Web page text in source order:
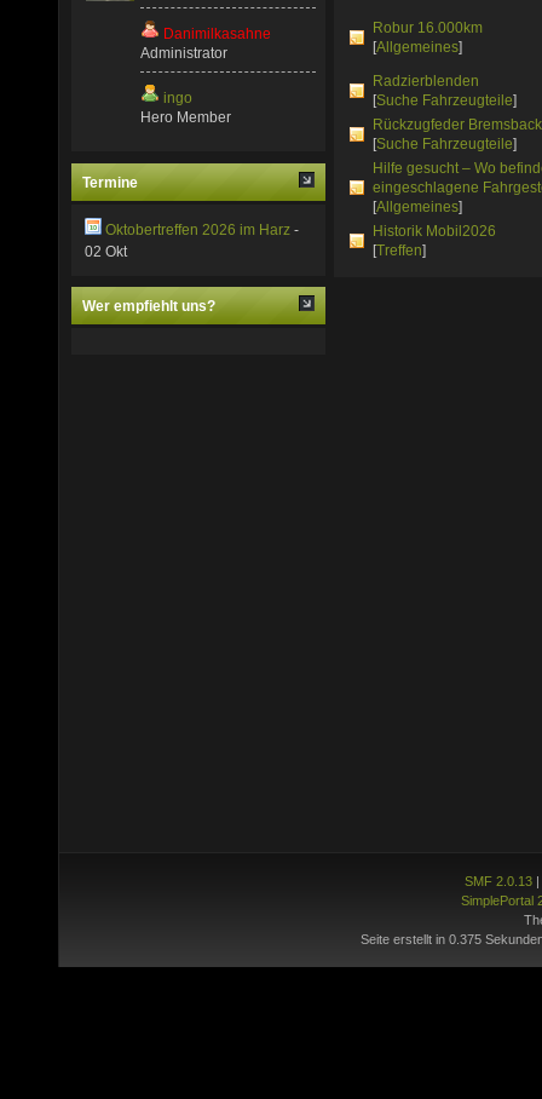
Danimilkasahne
Administrator
ingo
Hero Member
Termine
Oktobertreffen 2026 im Harz -
02 Okt
Wer empfiehlt uns?
Robur 16.000km
[Allgemeines]
Radzierblenden
[Suche Fahrzeugteile]
Rückzugfeder
[Suche Fahrzeugteile]
Hilfe gesucht – Wo
eingeschlagene
[Allgemeines]
Historik Mobil2026
[Treffen]
SMF 2.0.13|
SimplePortal
Seite erstellt in 0.375